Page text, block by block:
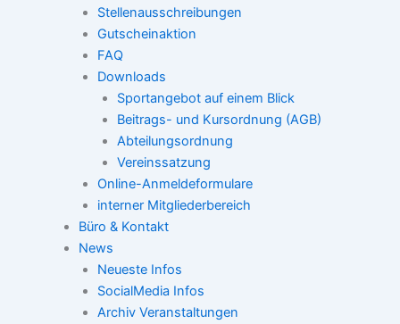
Stellenausschreibungen
Gutscheinaktion
FAQ
Downloads
Sportangebot auf einem Blick
Beitrags- und Kursordnung (AGB)
Abteilungsordnung
Vereinssatzung
Online-Anmeldeformulare
interner Mitgliederbereich
Büro & Kontakt
News
Neueste Infos
SocialMedia Infos
Archiv Veranstaltungen